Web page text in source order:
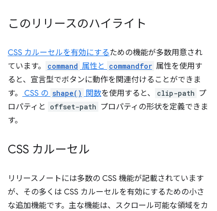
このリリースのハイライト
CSS カルーセルを有効にする ための機能が多数用意され
ています。
command 属性と commandfor 属性を使用す
ると、宣言型でボタンに動作を関連付けることができま
す。
CSS の shape() 関数を使用すると、 clip-path プ
ロパティと
offset-path プロパティの形状を定義できま
す。
CSS カルーセル
リリースノートには多数の CSS 機能が記載されています
が、その多くは CSS カルーセルを有効にするための小さ
な追加機能です。主な機能は、スクロール可能な領域をカ